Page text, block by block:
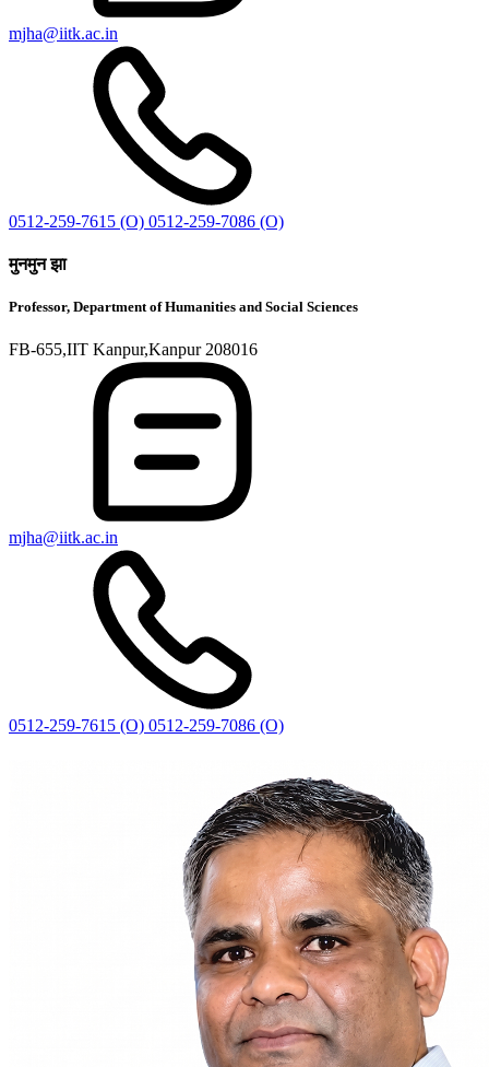
mjha@iitk.ac.in
0512-259-7615 (O) 0512-259-7086 (O)
मुनमुन झा
Professor, Department of Humanities and Social Sciences
FB-655,IIT Kanpur,Kanpur 208016
mjha@iitk.ac.in
0512-259-7615 (O) 0512-259-7086 (O)